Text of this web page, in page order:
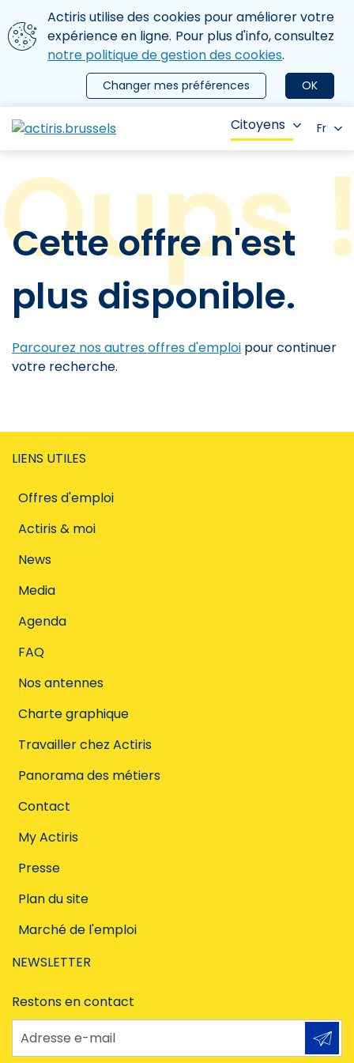
Aller au contenu principal
Nous utilisons des cookies
Actiris utilise des cookies pour améliorer votre
expérience en ligne. Pour plus d'info, consultez
notre politique de gestion des cookies.
OK
Changer mes préférences
le menu
Citoyens Fr
Cette offre n'est
plus disponible.
Parcourez nos autres offres d'emploi pour continuer
votre recherche.
LIENS UTILES
Offres d'emploi
Actiris & moi
News
Media
Agenda
FAQ
Nos antennes
Charte graphique
Travailler chez Actiris
Panorama des métiers
Contact
My Actiris
Presse
Plan du site
Marché de l'emploi
NEWSLETTER
Restons en contact
Adresse e-mail